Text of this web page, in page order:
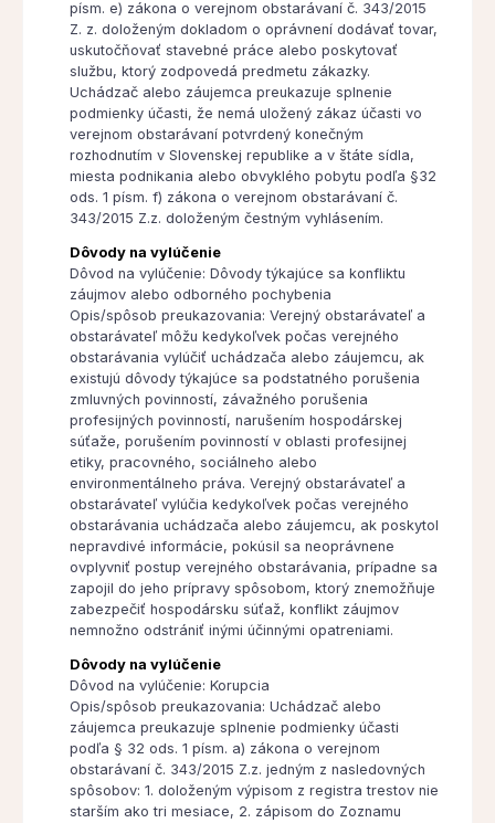
písm. e) zákona o verejnom obstarávaní č. 343/2015
Z. z. doloženým dokladom o oprávnení dodávať tovar,
uskutočňovať stavebné práce alebo poskytovať
službu, ktorý zodpovedá predmetu zákazky.
Uchádzač alebo záujemca preukazuje splnenie
podmienky účasti, že nemá uložený zákaz účasti vo
verejnom obstarávaní potvrdený konečným
rozhodnutím v Slovenskej republike a v štáte sídla,
miesta podnikania alebo obvyklého pobytu podľa §32
ods. 1 písm. f) zákona o verejnom obstarávaní č.
343/2015 Z.z. doloženým čestným vyhlásením.
Dôvody na vylúčenie
Dôvod na vylúčenie: Dôvody týkajúce sa konfliktu
záujmov alebo odborného pochybenia
Opis/spôsob preukazovania: Verejný obstarávateľ a
obstarávateľ môžu kedykoľvek počas verejného
obstarávania vylúčiť uchádzača alebo záujemcu, ak
existujú dôvody týkajúce sa podstatného porušenia
zmluvných povinností, závažného porušenia
profesijných povinností, narušením hospodárskej
súťaže, porušením povinností v oblasti profesijnej
etiky, pracovného, sociálneho alebo
environmentálneho práva. Verejný obstarávateľ a
obstarávateľ vylúčia kedykoľvek počas verejného
obstarávania uchádzača alebo záujemcu, ak poskytol
nepravdivé informácie, pokúsil sa neoprávnene
ovplyvniť postup verejného obstarávania, prípadne sa
zapojil do jeho prípravy spôsobom, ktorý znemožňuje
zabezpečiť hospodársku súťaž, konflikt záujmov
nemnožno odstrániť inými účinnými opatreniami.
Dôvody na vylúčenie
Dôvod na vylúčenie: Korupcia
Opis/spôsob preukazovania: Uchádzač alebo
záujemca preukazuje splnenie podmienky účasti
podľa § 32 ods. 1 písm. a) zákona o verejnom
obstarávaní č. 343/2015 Z.z. jedným z nasledovných
spôsobov: 1. doloženým výpisom z registra trestov nie
starším ako tri mesiace, 2. zápisom do Zoznamu